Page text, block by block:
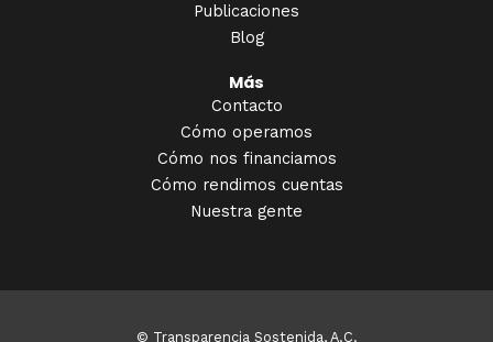
Publicaciones
Blog
Más
Contacto
Cómo operamos
Cómo nos financiamos
Cómo rendimos cuentas
Nuestra gente
© Transparencia Sostenida, A.C.